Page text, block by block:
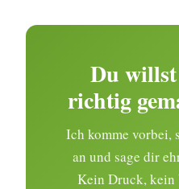
Du
richtig
Ich komme vorbei,
an und sage dir
Kein Druck, kein